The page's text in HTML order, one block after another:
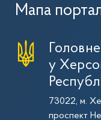
Мапа
у
73022, м.
проспект